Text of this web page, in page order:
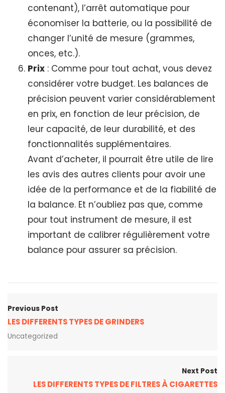
contenant), l’arrêt automatique pour
économiser la batterie, ou la possibilité de
changer l’unité de mesure (grammes,
onces, etc.).
Prix : Comme pour tout achat, vous devez
considérer votre budget. Les balances de
précision peuvent varier considérablement
en prix, en fonction de leur précision, de
leur capacité, de leur durabilité, et des
fonctionnalités supplémentaires.
Avant d’acheter, il pourrait être utile de lire
les avis des autres clients pour avoir une
idée de la performance et de la fiabilité de
la balance. Et n’oubliez pas que, comme
pour tout instrument de mesure, il est
important de calibrer régulièrement votre
balance pour assurer sa précision.
Previous Post
LES DIFFERENTS TYPES DE GRINDERS
Uncategorized
Next Post
LES DIFFERENTS TYPES DE FILTRES À CIGARETTES